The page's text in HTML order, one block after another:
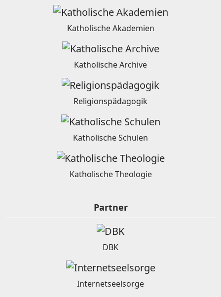
Katholische Akademien
Katholische Archive
Religionspädagogik
Katholische Schulen
Katholische Theologie
Partner
DBK
Internetseelsorge